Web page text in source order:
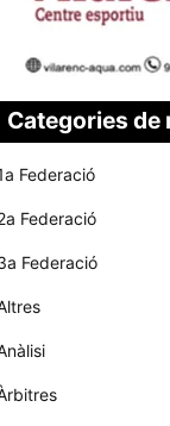
Categories de
Federació
Federació
Federació